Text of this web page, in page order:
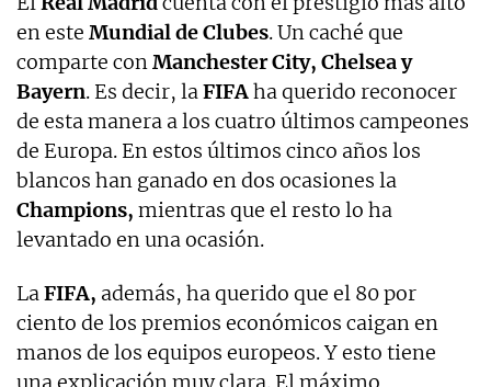
en este Mundial de Clubes. Un caché que
comparte conManchester City, Chelsea y
Bayern. Es decir, laFIFAha querido reconocer
de esta manera a los cuatro últimos campeones
de Europa. En estos últimos cinco años los
blancos han ganado en dos ocasiones la
Champions, mientras que el resto lo ha
levantado en una ocasión.
LaFIFA, además, ha querido que el 80 por
ciento de los premios económicos caigan en
manos de los equipos europeos. Y esto tiene
una explicación muy clara. El máximo